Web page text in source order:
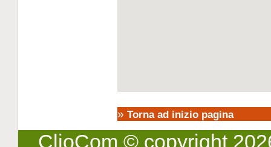
» Torna ad inizio pagina
ClioCom © copyright